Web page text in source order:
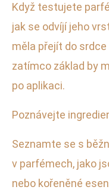
Když testujete
jak se odvíjí jeho
měla přejít do
zatímco základ by
po aplikaci.
Poznávejte
Seznamte se s
v parfémech, jako
nebo kořeněné